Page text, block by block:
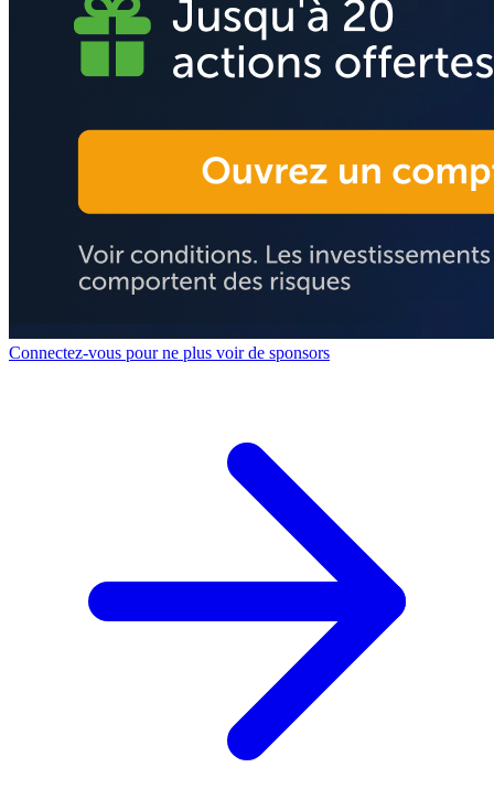
Connectez-vous pour ne plus voir de sponsors